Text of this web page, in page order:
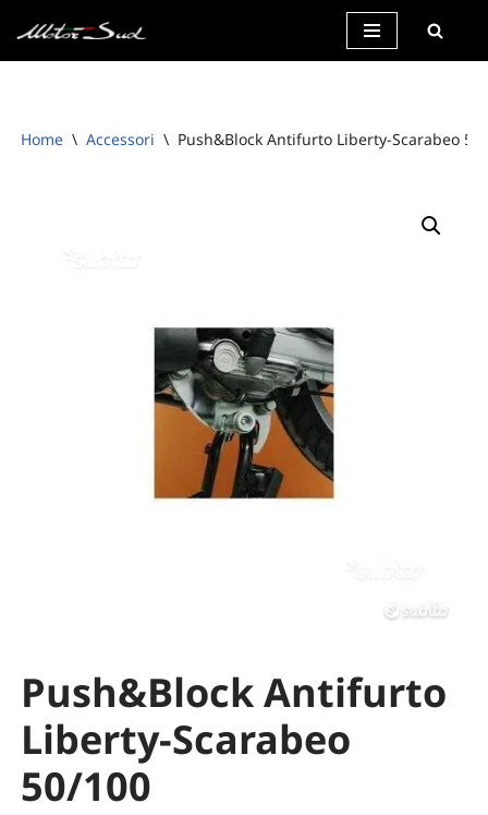
Vai
Home \ Accessori \ Push&Block Antifurto Liberty-Scarabeo
Push&Block Antifurto
Liberty-Scarabeo
50/100